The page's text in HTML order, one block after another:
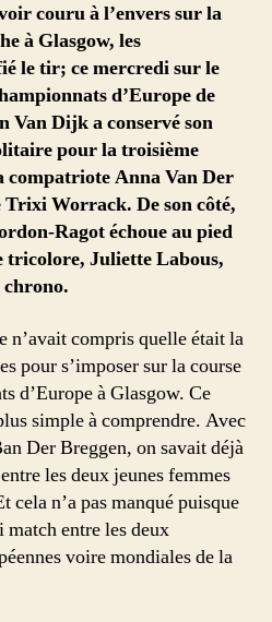
couru à l’envers sur la
à Glasgow, les
le tir; ce mercredi sur le
d’Europe de
Van Dijk a conservé son
pour la troisième
compatriote Anna Van Der
Trixi Worrack. De son côté,
Ragot échoue au pied
tricolore, Juliette Labous,
chrono.
n’avait compris quelle était la
pour s’imposer sur la course
d’Europe à Glasgow. Ce
simple à comprendre. Avec
Der Breggen, on savait déjà
les deux jeunes femmes
n’a pas manqué puisque
match entre les deux
voire mondiales de la